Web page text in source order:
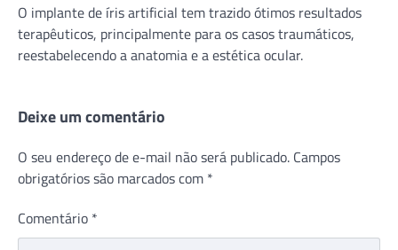
O implante de íris artificial tem trazido ótimos resultados
terapêuticos, principalmente para os casos traumáticos,
reestabelecendo a anatomia e a estética ocular.
Deixe um comentário
O seu endereço de e-mail não será publicado. Campos
obrigatórios são marcados com *
Comentário *